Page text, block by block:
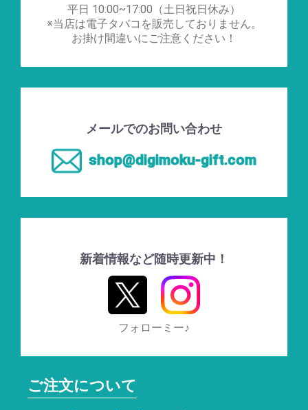
平日 10:00~17:00（土日祝日休み）
※当店は電子タバコを販売しておりません。
お掛け間違いにご注意ください！
メールでのお問い合わせ
shop@digimoku-gift.com
新着情報など随時更新中！
フォローミー♪
ご注文について